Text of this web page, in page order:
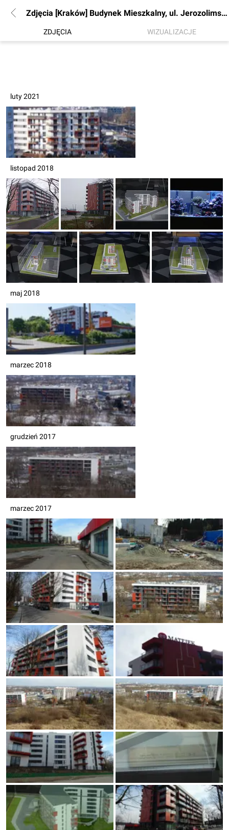
Zdjęcia [Kraków] Budynek Mieszkalny, ul. Jerozolimska
ZDJĘCIA WIZUALIZACJE
luty 2021
listopad 2018
maj 2018
marzec 2018
grudzień 2017
marzec 2017